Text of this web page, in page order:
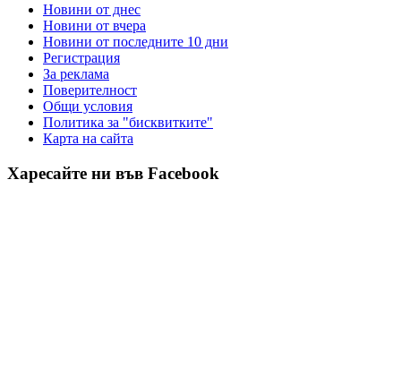
Новини от днес
Новини от вчера
Новини от последните 10 дни
Регистрация
За реклама
Πoвepитeлнocт
Общи условия
Политика за "бисквитките"
Карта на сайта
Харесайте ни във Facebook